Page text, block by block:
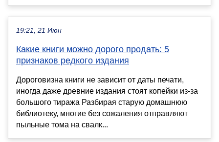
19:21, 21 Июн
Какие книги можно дорого продать: 5
признаков редкого издания
Дороговизна книги не зависит от даты печати,
иногда даже древние издания стоят копейки из-за
большого тиража Разбирая старую домашнюю
библиотеку, многие без сожаления отправляют
пыльные тома на свалк...